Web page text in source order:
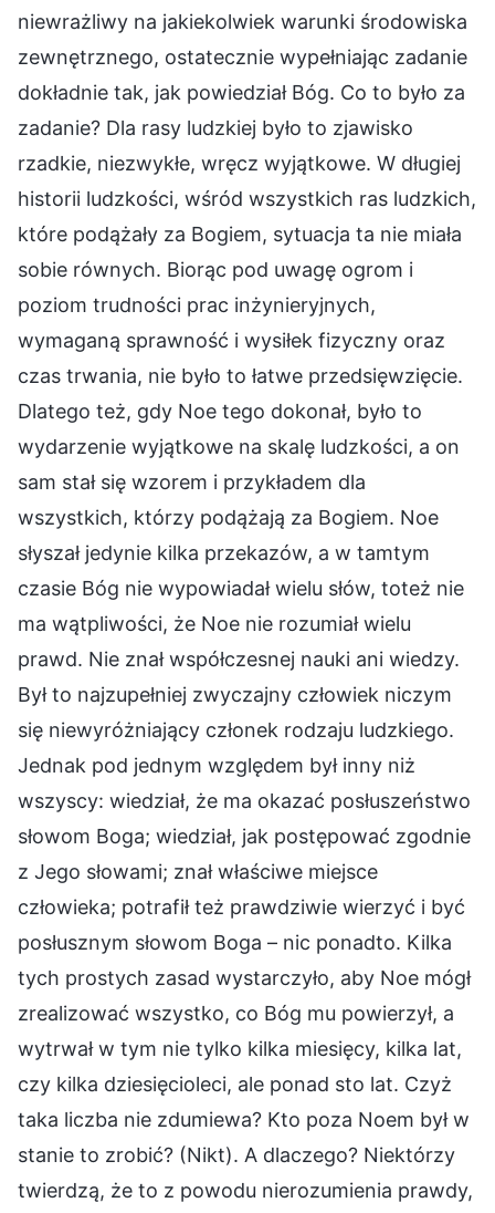
niewrażliwy na jakiekolwiek warunki środowiska
zewnętrznego, ostatecznie wypełniając zadanie
dokładnie tak, jak powiedział Bóg. Co to było za
zadanie? Dla rasy ludzkiej było to zjawisko
rzadkie, niezwykłe, wręcz wyjątkowe. W długiej
historii ludzkości, wśród wszystkich ras ludzkich,
które podążały za Bogiem, sytuacja ta nie miała
sobie równych. Biorąc pod uwagę ogrom i
poziom trudności prac inżynieryjnych,
wymaganą sprawność i wysiłek fizyczny oraz
czas trwania, nie było to łatwe przedsięwzięcie.
Dlatego też, gdy Noe tego dokonał, było to
wydarzenie wyjątkowe na skalę ludzkości, a on
sam stał się wzorem i przykładem dla
wszystkich, którzy podążają za Bogiem. Noe
słyszał jedynie kilka przekazów, a w tamtym
czasie Bóg nie wypowiadał wielu słów, toteż nie
ma wątpliwości, że Noe nie rozumiał wielu
prawd. Nie znał współczesnej nauki ani wiedzy.
Był to najzupełniej zwyczajny człowiek niczym
się niewyróżniający członek rodzaju ludzkiego.
Jednak pod jednym względem był inny niż
wszyscy: wiedział, że ma okazać posłuszeństwo
słowom Boga; wiedział, jak postępować zgodnie
z Jego słowami; znał właściwe miejsce
człowieka; potrafił też prawdziwie wierzyć i być
posłusznym słowom Boga – nic ponadto. Kilka
tych prostych zasad wystarczyło, aby Noe mógł
zrealizować wszystko, co Bóg mu powierzył, a
wytrwał w tym nie tylko kilka miesięcy, kilka lat,
czy kilka dziesięcioleci, ale ponad sto lat. Czyż
taka liczba nie zdumiewa? Kto poza Noem był w
stanie to zrobić? (Nikt). A dlaczego? Niektórzy
twierdzą, że to z powodu nierozumienia prawdy,